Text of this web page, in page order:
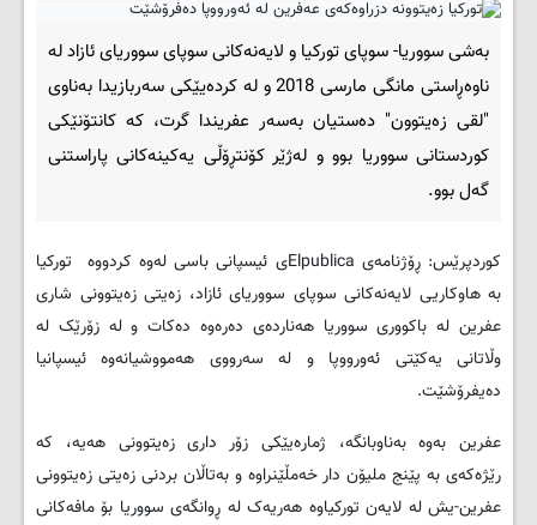
بەشی سووریا- سوپای توركیا و لایەنەكانی سوپای سووریای ئازاد لە
ناوەڕاستی مانگی مارسی 2018 و لە كردەیێكی سەربازیدا بەناوی
"لقی زەیتوون" دەستیان بەسەر عفریندا گرت، كە كانتۆنێكی
كوردستانی سووریا بوو و لەژێر كۆنتڕۆڵی یەكینەكانی پاراستنی
گەل بوو.
کوردپرێس: ڕۆژنامەی Elpublicaی ئیسپانی باسی لەوە كردووە ‌ توركیا
بە هاوكاریی لایەنەكانی سوپای سووریای ئازاد، زەیتی زەیتوونی شاری
عفرین لە باكووری سووریا هەناردەی دەرەوە دەكات ‌و لە زۆرێک لە
وڵاتانی یەكێتی ئەورووپا و لە سەرووی هەمووشیانەوە ئیسپانیا
دەیفرۆشێت.
عفرین بەوە بەناوبانگە، ژمارەیێكی زۆر داری زەیتوونی هەیە، كە
رێژەكەی بە پێنج ملیۆن دار خەمڵێنراوە و بەتاڵان بردنی زەیتی زەیتوونی
عفرین-یش لە لایەن توركیاوە هەریەک لە ڕوانگەی سووریا بۆ مافەكانی